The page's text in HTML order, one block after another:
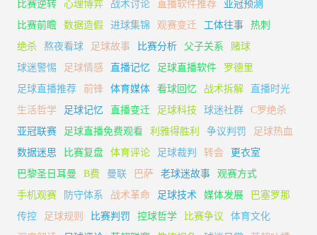
比赛逆转
心理博弈 战术讨论 直播软件推荐
亚冠预测
比赛前瞻
数据造假 进球集锦 观赛变迁 工体往事
热刺
绝杀
熬夜看球 足球故事 比赛分析 父子关系
赌球
球迷警惕
足球情感 直播记忆 足球直播软件
罗德里
足球直播推荐
前锋 体育媒体 看球回忆 战术拆解
直播时光
生活哲学
足球记忆 直播变迁 足球科技 球迷社群
C罗绝杀
亚冠联赛
足球直播免费观看 利雅得胜利 争议判罚
足球热血
数据迷思
比赛复盘 体育评论 足球裁判 转会
更衣室
巴黎圣日耳曼
B费 曼联 巴萨 老球迷故事
观赛方式
手机观赛
防守体系 战术革命 足球技术 媒体发展
巴塞罗那
传控
足球规则 比赛判罚 控球哲学 比赛争议
体育文化